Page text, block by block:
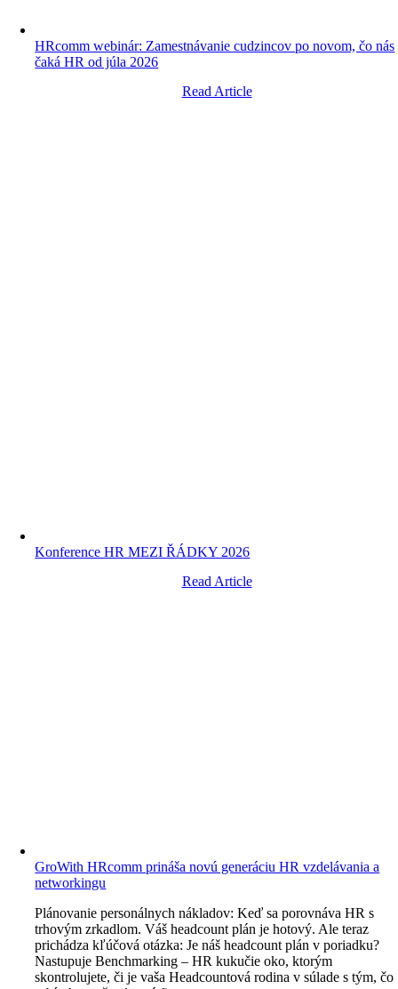
HRcomm webinár: Zamestnávanie cudzincov po novom, čo nás
čaká HR od júla 2026
Read Article
Konference HR MEZI ŘÁDKY 2026
Read Article
GroWith HRcomm prináša novú generáciu HR vzdelávania a
networkingu
Plánovanie personálnych nákladov: Keď sa porovnáva HR s
trhovým zrkadlom. Váš headcount plán je hotový. Ale teraz
prichádza kľúčová otázka: Je náš headcount plán v poriadku?
Nastupuje Benchmarking – HR kukučie oko, ktorým
skontrolujete, či je vaša Headcountová rodina v súlade s tým, čo